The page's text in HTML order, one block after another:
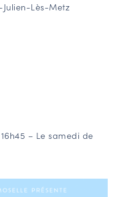
Lès-Metz
– Le samedi de